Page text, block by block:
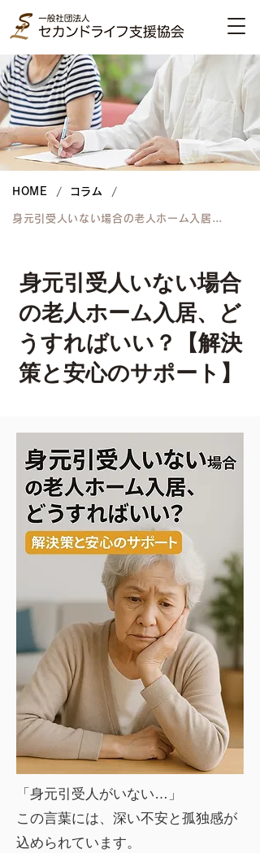
HOME / コラム /
身元引受人いない場合
の老人ホーム入居、ど
うすればいい？【解決
策と安心のサポート】
「身元引受人がいない…」
この言葉には、深い不安と孤独感が
込められています。